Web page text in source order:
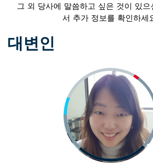
그 외 당사에 말씀하고 싶은 것이 있으
서 추가 정보를 확인하세
대변인